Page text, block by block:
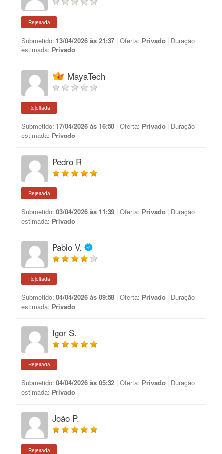
Rejeitada
Submetido: 13/04/2026 às 21:37 | Oferta: Privado | Duração
estimada: Privado
MayaTech
Rejeitada
Submetido: 17/04/2026 às 16:50 | Oferta: Privado | Duração
estimada: Privado
Pedro R
Rejeitada
Submetido: 03/04/2026 às 11:39 | Oferta: Privado | Duração
estimada: Privado
Pablo V.
Rejeitada
Submetido: 04/04/2026 às 09:58 | Oferta: Privado | Duração
estimada: Privado
Igor S.
Rejeitada
Submetido: 04/04/2026 às 05:32 | Oferta: Privado | Duração
estimada: Privado
João P.
Rejeitada